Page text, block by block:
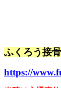
ふくろう接
https://